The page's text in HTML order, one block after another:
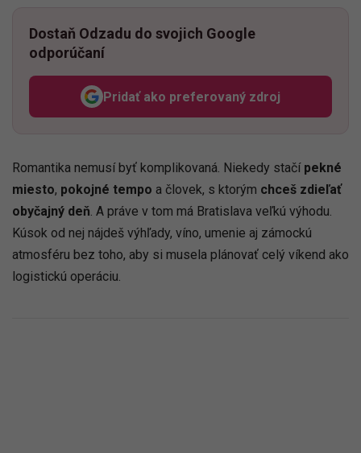
Dostaň Odzadu do svojich Google
odporúčaní
Pridať ako preferovaný zdroj
Odzadu, odkaz sa otvorí v
Romantika nemusí byť komplikovaná. Niekedy stačí pekné
miesto, pokojné tempo a človek, s ktorým chceš zdieľať
obyčajný deň. A práve v tom má Bratislava veľkú výhodu.
Kúsok od nej nájdeš výhľady, víno, umenie aj zámockú
atmosféru bez toho, aby si musela plánovať celý víkend ako
logistickú operáciu.